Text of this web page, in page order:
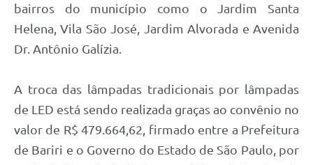
bairros do município como o Jardim Santa
Helena, Vila São José, Jardim Alvorada e Avenida
Dr. Antônio Galízia.
A troca das lâmpadas tradicionais por lâmpadas
de LED está sendo realizada graças ao convênio no
valor de R$ 479.664,62, firmado entre a Prefeitura
de Bariri e o Governo do Estado de São Paulo, por